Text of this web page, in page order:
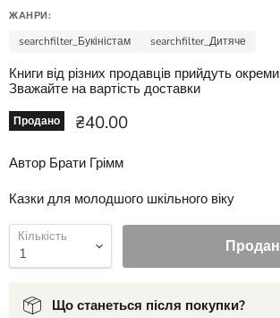
ЖАНРИ:
searchfilter_Букіністам searchfilter_Дитяче
Книги від різних продавців прийдуть
Зважайте на вартість доставки
Продано Ціна зараз
₴40.00
Автор Брати Грімм
Казки для молодшого шкільного віку
Кількість
Що станеться після покупки?